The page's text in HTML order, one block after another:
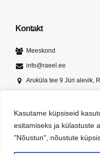
Kasutame küpsiseid
esitamiseks ja külastuste
"Nõustun", nõustute
Kontakt
Meeskond
info@raeel.ee
Aruküla tee 9 Jüri alevik,